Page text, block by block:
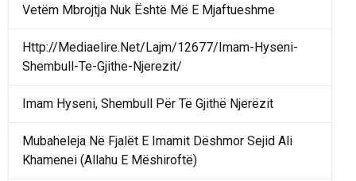
Vetëm Mbrojtja Nuk Është Më E Mjaftueshme
Http://Mediaelire.Net/Lajm/12677/Imam-Hyseni-
Shembull-Te-Gjithe-Njerezit/
Imam Hyseni, Shembull Për Të Gjithë Njerëzit
Mubaheleja Në Fjalët E Imamit Dëshmor Sejid Ali
Khamenei (Allahu E Mëshiroftë)